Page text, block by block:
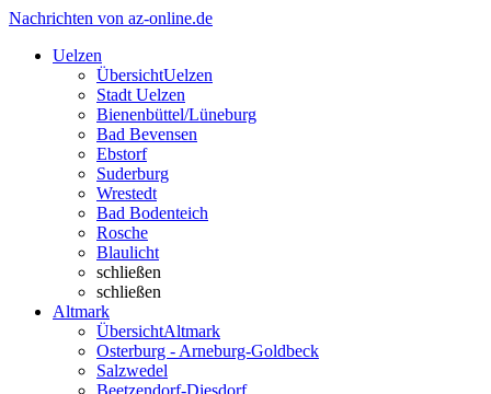
Nachrichten von az-online.de
Uelzen
ÜbersichtUelzen
Stadt Uelzen
Bienenbüttel/Lüneburg
Bad Bevensen
Ebstorf
Suderburg
Wrestedt
Bad Bodenteich
Rosche
Blaulicht
schließen
schließen
Altmark
ÜbersichtAltmark
Osterburg - Arneburg-Goldbeck
Salzwedel
Beetzendorf-Diesdorf